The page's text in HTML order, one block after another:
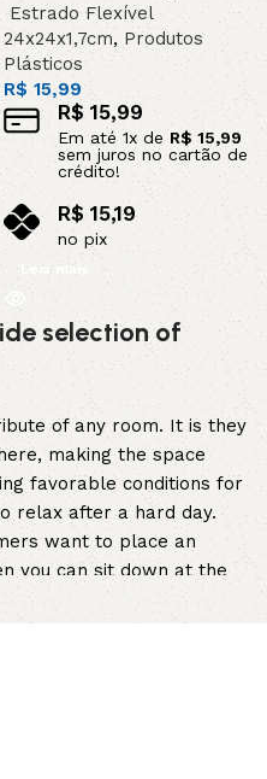
Estrado Flexível
24x24x1,7cm, Produtos
Plásticos
R$ 15,99
R$ 15,99
Em até 1x deR$ 15,99
sem juros no cartão de
crédito!
R$15,19
no pix
Leia mais
selection of
of any room. It is they
making the space
favorable conditions for
relax after a hard day.
want to place an
you can sit down at the
the furniture in the
you like. The online